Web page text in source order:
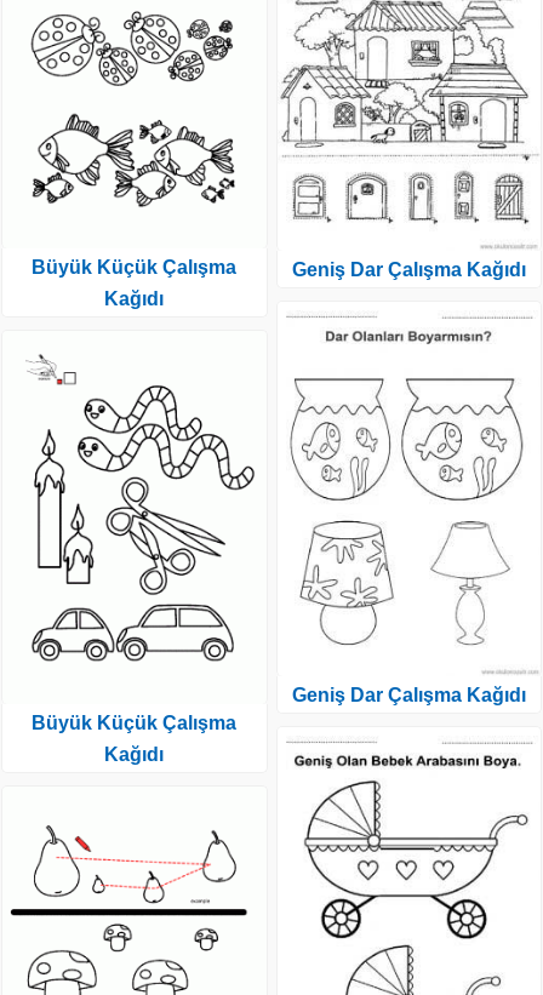
Büyük Küçük Çalışma
Kağıdı
Büyük Küçük Çalışma
Kağıdı
Geniş Dar Çalışma Kağıdı
Geniş Dar Çalışma Kağıdı